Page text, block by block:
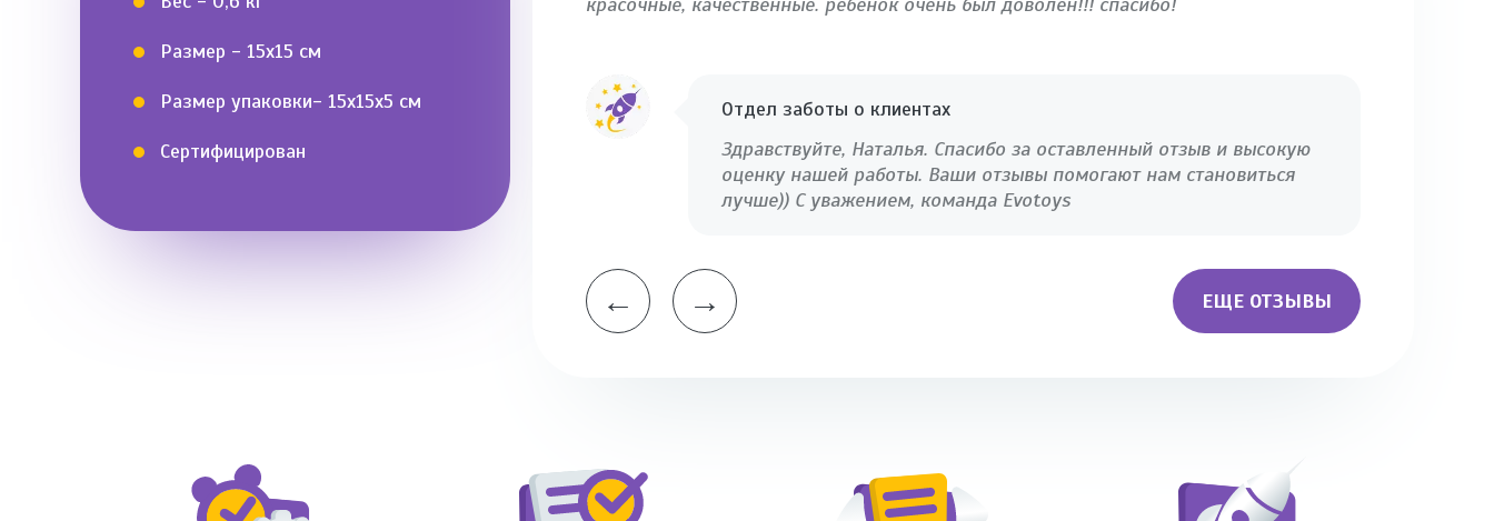
Размер - 15х15 см
Размер упаковки- 15х15х5 см
Сертифицирован
Отдел заботы о клиентах
Здравствуйте, Наталья. Спасибо за оставленный отзыв и высокую
оценку нашей работы. Ваши отзывы помогают нам становиться
лучше)) С уважением, команда Evotoys
← → ЕЩЕ ОТЗЫВЫ